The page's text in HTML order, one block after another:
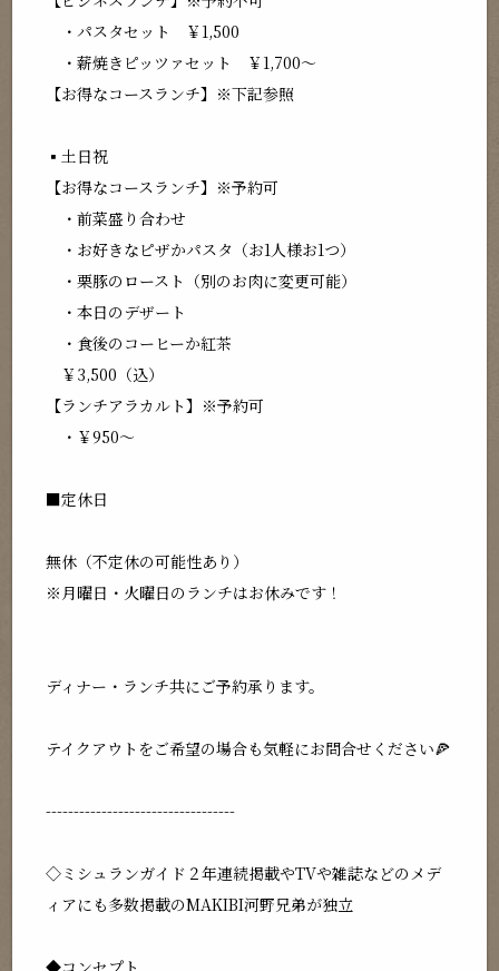
・パスタセット ￥1,500
・薪焼きピッツァセット ￥1,700～
【お得なコースランチ】※下記参照
▪土日祝
【お得なコースランチ】※予約可
・前菜盛り合わせ
・お好きなピザかパスタ（お1人様お1つ）
・栗豚のロースト（別のお肉に変更可能）
・本日のデザート
・食後のコーヒーか紅茶
￥3,500（込）
【ランチアラカルト】※予約可
・￥950～
■定休日
無休（不定休の可能性あり）
※月曜日・火曜日のランチはお休みです！
ディナー・ランチ共にご予約承ります。
テイクアウトをご希望の場合も気軽にお問合せください🍕
----------------------------------
◇ミシュランガイド２年連続掲載やTVや雑誌などのメデ
ィアにも多数掲載のMAKIBI河野兄弟が独立